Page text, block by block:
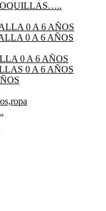
0 A 6 AÑOS
0 A 6 AÑOS
0 A 6 AÑOS
0 A 6 AÑOS